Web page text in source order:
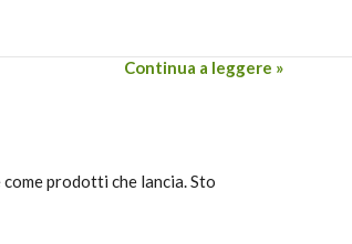
Continua a leggere »
prodotti che lancia. Sto